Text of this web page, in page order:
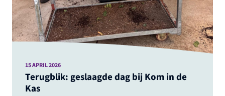
Terugblik: geslaagde dag bij Kom in de
Kas
15 APRIL 2026